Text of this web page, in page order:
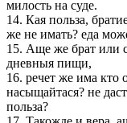
милость на судe.
14. Кая польза,
же не имать? еда
15. Аще же брат или
дневныя пищи,
16. речет же има кто
насыщайтася? не
польза?